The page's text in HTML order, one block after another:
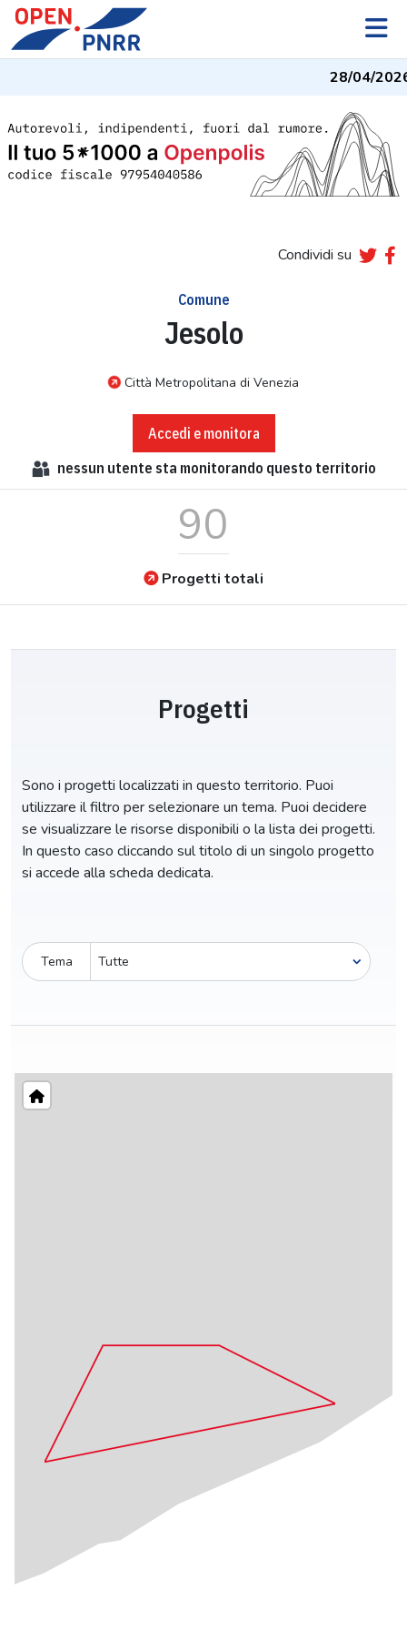
28/04/2026
Condividi su
Comune
Jesolo
Città Metropolitana di Venezia
Accedi e monitora
nessun utente sta monitorando questo territorio
90
Progetti totali
Progetti
Sono i progetti localizzati in questo territorio. Puoi
utilizzare il filtro per selezionare un tema. Puoi decidere
se visualizzare le risorse disponibili o la lista dei progetti.
In questo caso cliccando sul titolo di un singolo progetto
si accede alla scheda dedicata.
Tema